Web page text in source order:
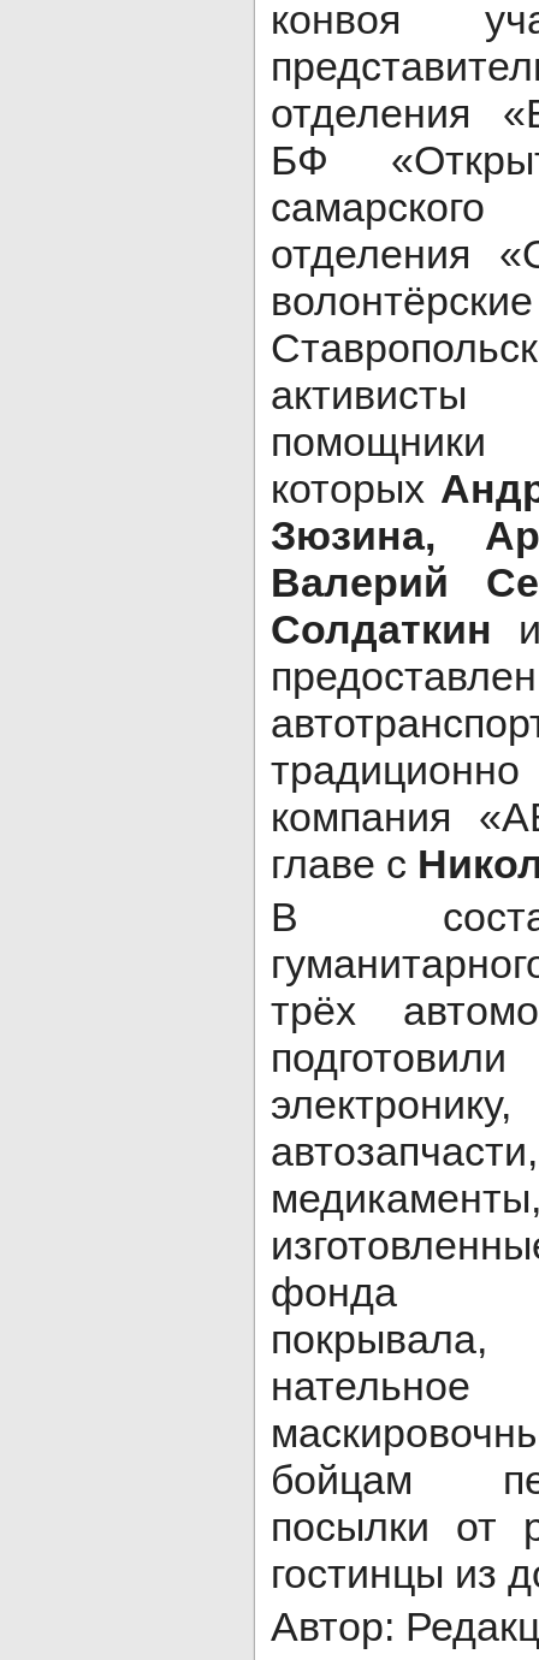
конвоя
отделения
БФ
отделения
которых
Зюзина,
Валерий
Солдаткин
компания
главе с
В
трёх
фонда
бойцам
посылки от
гостинцы из
Автор: